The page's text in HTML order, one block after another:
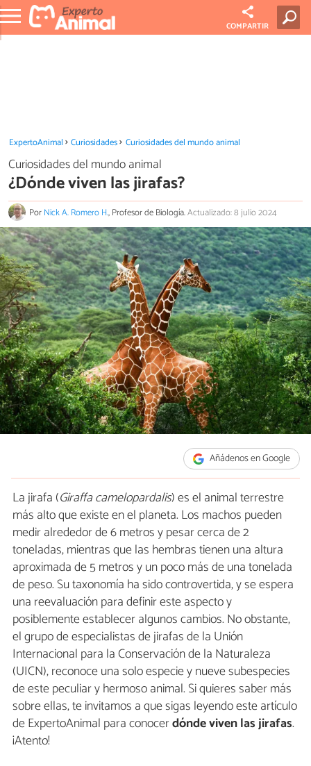
COMPARTIR
ExpertoAnimal Curiosidades Curiosidades del mundo animal
Curiosidades del mundo animal
¿Dónde viven las jirafas?
PorNick A. Romero H., Profesor de Biología.Actualizado: 8 julio 2024
Añádenos en Google
La jirafa (Giraffa camelopardalis) es el animal terrestre
más alto que existe en el planeta. Los machos pueden
medir alrededor de 6 metros y pesar cerca de 2
toneladas, mientras que las hembras tienen una altura
aproximada de 5 metros y un poco más de una tonelada
de peso. Su taxonomía ha sido controvertida, y se espera
una reevaluación para definir este aspecto y
posiblemente establecer algunos cambios. No obstante,
el grupo de especialistas de jirafas de la Unión
Internacional para la Conservación de la Naturaleza
(UICN), reconoce una solo especie y nueve subespecies
de este peculiar y hermoso animal. Si quieres saber más
sobre ellas, te invitamos a que sigas leyendo este artículo
de ExpertoAnimal para conocerdónde viven las jirafas.
¡Atento!